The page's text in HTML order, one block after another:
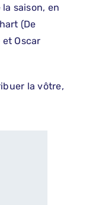
saison, en
(De
et Oscar
la vôtre,